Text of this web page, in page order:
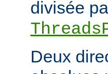
divisée
Deux